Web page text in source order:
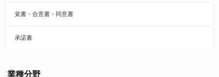
フランチャイズ契約
賃貸借契約
覚書・合意書・同意書
承諾書
業種分野